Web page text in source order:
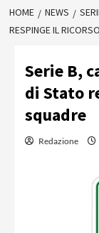
HOME NEWS
RESPINGE IL
Serie B,
di Stato
squadre
Redazione